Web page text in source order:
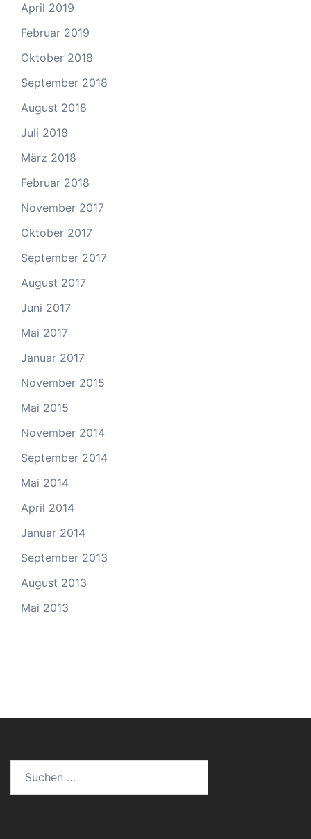
April 2019
Februar 2019
Oktober 2018
September 2018
August 2018
Juli 2018
März 2018
Februar 2018
November 2017
Oktober 2017
September 2017
August 2017
Juni 2017
Mai 2017
Januar 2017
November 2015
Mai 2015
November 2014
September 2014
Mai 2014
April 2014
Januar 2014
September 2013
August 2013
Mai 2013